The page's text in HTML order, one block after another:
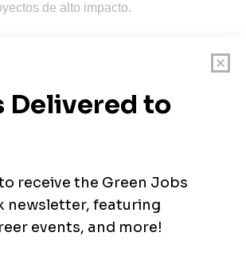
de alto impacto.
de personas con discapacidad.
y contribuyendo a una transición